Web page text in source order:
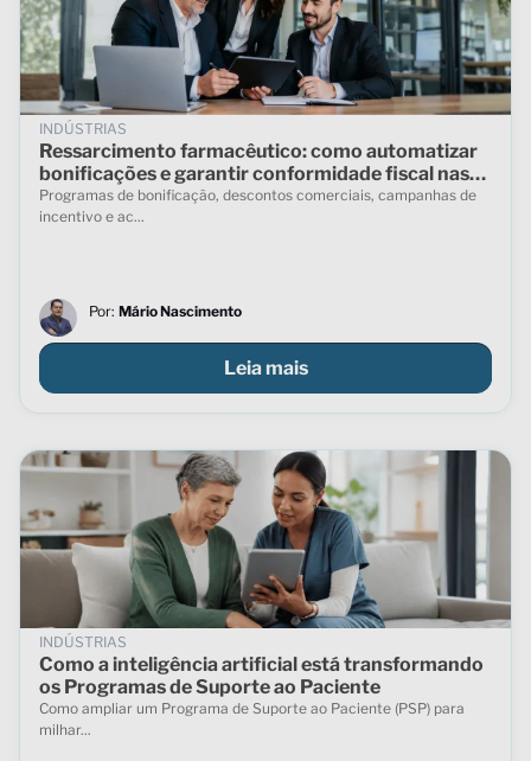
INDÚSTRIAS
Ressarcimento farmacêutico: como automatizar
bonificações e garantir conformidade fiscal nas
vendas indiretas
Programas de bonificação, descontos comerciais, campanhas de
incentivo e ac...
Por: Mário Nascimento
Leia mais
INDÚSTRIAS
Como a inteligência artificial está transformando
os Programas de Suporte ao Paciente
Como ampliar um Programa de Suporte ao Paciente (PSP) para
milhar...